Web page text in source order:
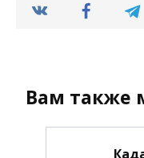
Вам также